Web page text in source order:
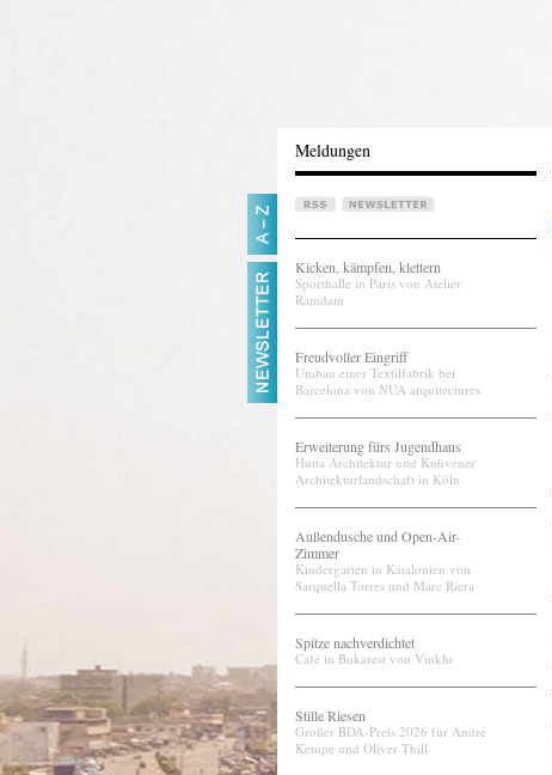
Meldungen
Kicken, kämpfen, klettern
Sporthalle in Paris von Atelier
Ramdam
Freudvoller Eingriff
Umbau einer Textilfabrik bei
Barcelona von NUA arquitectures
Erweiterung fürs Jugendhaus
Hutta Architektur und Knüvener
Architekturlandschaft in Köln
Außendusche und Open-Air-
Zimmer
Kindergarten in Katalonien von
Sarquella Torres und Marc Riera
Spitze nachverdichtet
Café in Bukarest von Vinklu
Stille Riesen
Großer BDA-Preis 2026 für André
Kempe und Oliver Thill